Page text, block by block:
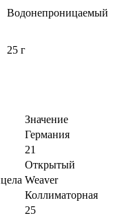
Водонепроницаемый
25 г
Значение
Германия
21
Открытый
Weaver
Коллиматорная
25